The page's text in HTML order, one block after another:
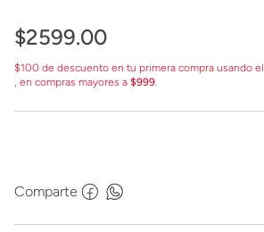
$2599.00
$100 de descuento en tu primera compra usando
, en compras mayores a $999.
Comparte